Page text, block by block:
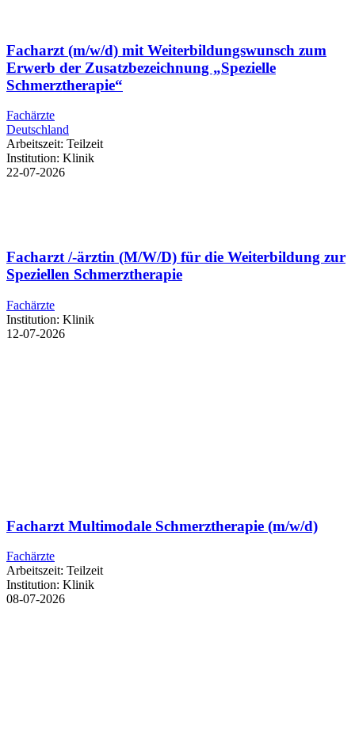
Facharzt (m/w/d) mit Weiterbildungswunsch zum
Erwerb der Zusatzbezeichnung „Spezielle
Schmerztherapie“
Fachärzte
Deutschland
Arbeitszeit: Teilzeit
Institution: Klinik
22-07-2026
Facharzt /-ärztin (M/W/D) für die Weiterbildung zur
Speziellen Schmerztherapie
Fachärzte
Institution: Klinik
12-07-2026
Facharzt Multimodale Schmerztherapie (m/w/d)
Fachärzte
Arbeitszeit: Teilzeit
Institution: Klinik
08-07-2026